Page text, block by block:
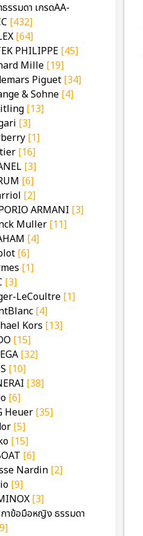
รรมดา เกรดAA-
[432]
[64]
PHILIPPE [45]
Mille [19]
Piguet [34]
& Sohne [4]
[13]
[3]
[1]
[16]
[3]
[6]
[2]
ARMANI [3]
Muller [11]
[4]
[6]
[1]
[3]
LeCoultre [1]
[4]
Kors [13]
[15]
[32]
[10]
[38]
[6]
Heuer [35]
[5]
[15]
[6]
Nardin [2]
[9]
[3]
าข้อมือหญิง ธรรมดา